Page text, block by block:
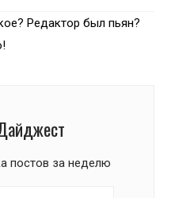
Редактор был пьян?
постов за неделю